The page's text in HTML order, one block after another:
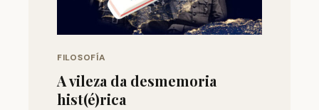
FILOSOFÍA
A vileza da desmemoria
hist(é)rica